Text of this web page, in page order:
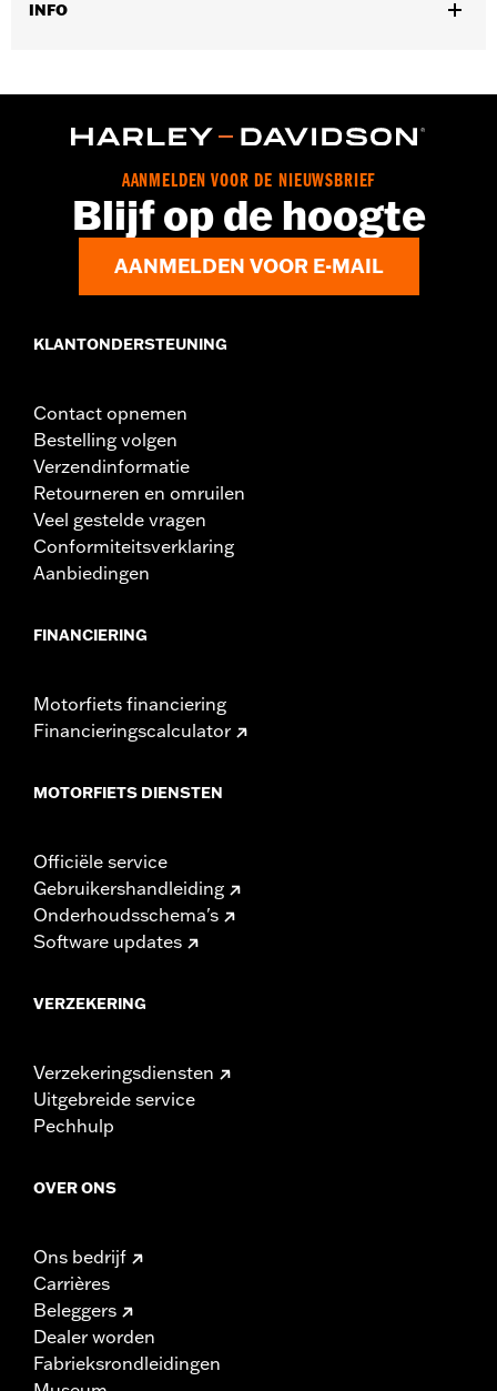
INFO
Functionele features:Geventileerd,Afneembare voering,
Waterdicht:Ja
3 jaar beperkte garantie -Ga naar www.h-
d.com/warrantyvoor meer info
Pant Style:Traditional
Polyester
AANMELDEN VOOR DE NIEUWSBRIEF
Blijf op de hoogte
AANMELDEN VOOR E-MAIL
KLANTONDERSTEUNING
Contact opnemen
Bestelling volgen
Verzendinformatie
Retourneren en omruilen
Veel gestelde vragen
Conformiteitsverklaring
Aanbiedingen
FINANCIERING
Motorfiets financiering
Financieringscalculator
MOTORFIETS DIENSTEN
Officiële service
Gebruikershandleiding
Onderhoudsschema's
Software updates
VERZEKERING
Verzekeringsdiensten
Uitgebreide service
Pechhulp
OVER ONS
Ons bedrijf
Carrières
Beleggers
Dealer worden
Fabrieksrondleidingen